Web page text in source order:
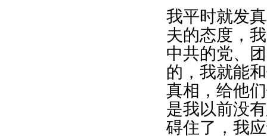
我平时就发
夫的态度，
中共的党、
的，我就能
真相，给他
是我以前没
碍住了，我